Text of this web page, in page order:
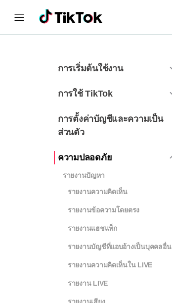
การเริ่มต้นใช้งาน
การใช้ TikTok
การตั้งค่าบัญชีและความเป็น
ส่วนตัว
ความปลอดภัย
รายงานปัญหา
รายงานความคิดเห็น
รายงานข้อความโดยตรง
รายงานแฮชแท็ก
รายงานบัญชีที่แอบอ้างเป็นบุคคลอื่น
รายงานความคิดเห็นใน LIVE
รายงาน LIVE